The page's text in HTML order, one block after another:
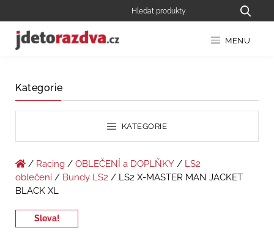
MENU
Kategorie
KATEGORIE
/ Racing / OBLEČENÍ a DOPLŇKY / LS2
oblečení / Bundy LS2 / LS2 X-MASTER MAN JACKET
BLACK XL
Sleva!